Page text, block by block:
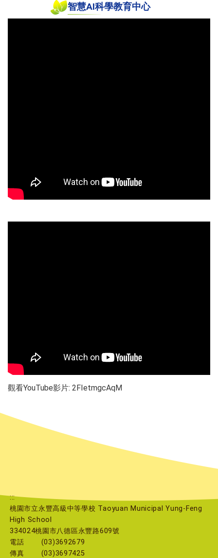
智慧AI科學教育中心
觀看YouTube影片: 2FIetmgcAqM
:::
桃園市立永豐高級中等學校 Taoyuan Municipal Yung-Feng
High School
334024桃園市八德區永豐路609號
電話
(03)3692679
傳真
(03)3697425